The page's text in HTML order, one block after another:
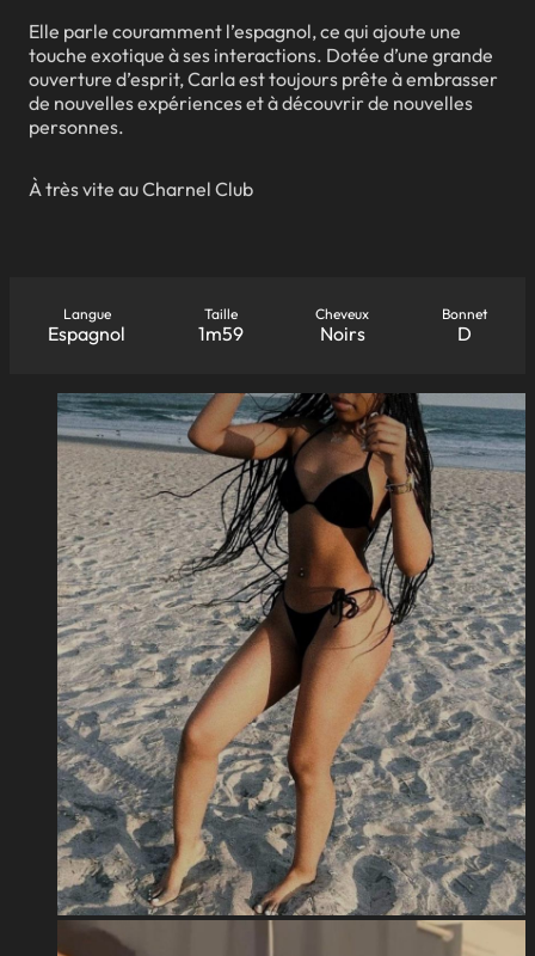
Elle parle couramment l’espagnol, ce qui ajoute une
touche exotique à ses interactions. Dotée d’une grande
ouverture d’esprit, Carla est toujours prête à embrasser
de nouvelles expériences et à découvrir de nouvelles
personnes.
À très vite au Charnel Club
Langue
Espagnol
Taille
1m59
Cheveux
Noirs
Bonnet
D